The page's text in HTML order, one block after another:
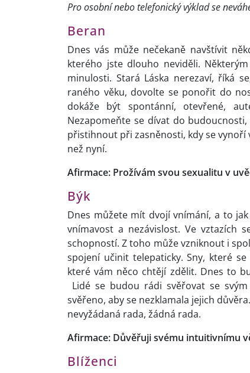
Pro osobní nebo telefonický výklad se
Beran
Dnes vás může nečekaně navštívit
kterého jste dlouho neviděli.
minulosti. Stará Láska nerezaví, říká
raného věku, dovolte se ponořit do
dokáže být spontánní, otevřené,
Nezapomeňte se dívat do
přistihnout při zasněnosti, kdy se vynoří
než nyní.
Afirmace: Prožívám svou sexualitu v
Býk
Dnes můžete mít dvojí vnímání, a to
vnímavost a nezávislost. Ve vztazích
schopností. Z toho může vzniknout i
spojení učinit telepaticky. Sny, které
které vám něco chtějí zdělit. Dnes to
Lidé se budou rádi svěřovat se
svěřeno, aby se nezklamala jejich
nevyžádaná rada, žádná rada.
Afirmace: Důvěřuji svému intuitivnímu
Blíženci